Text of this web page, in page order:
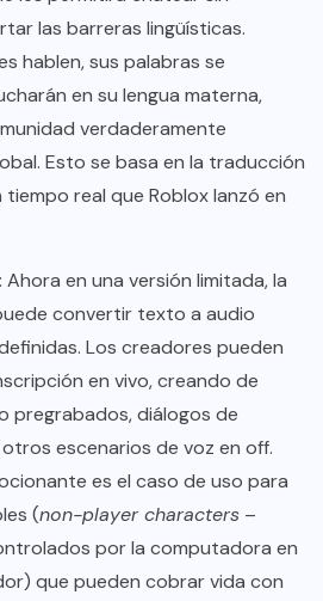
las barreras lingüísticas.
hablen, sus palabras se
en su lengua materna,
verdaderamente
Esto se basa en la traducción
real que Robloxlanzó en
Ahora en una versión limitada, la
convertir texto a audio
Los creadores pueden
en vivo, creando de
pregrabados, diálogos de
escenarios de voz en off.
es el caso de uso para
(non-player characters –
por la computadora en
que pueden cobrar vida con